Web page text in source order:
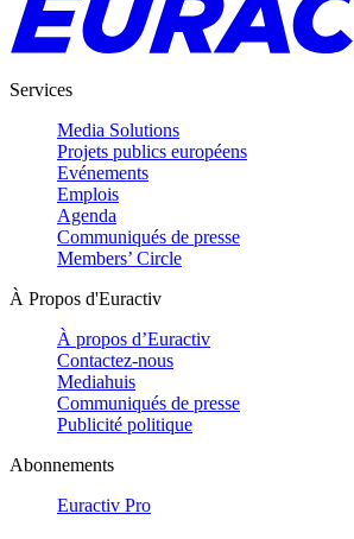
Services
Media Solutions
Projets publics européens
Evénements
Emplois
Agenda
Communiqués de presse
Members’ Circle
À Propos d'Euractiv
À propos d’Euractiv
Contactez-nous
Mediahuis
Communiqués de presse
Publicité politique
Abonnements
Euractiv Pro